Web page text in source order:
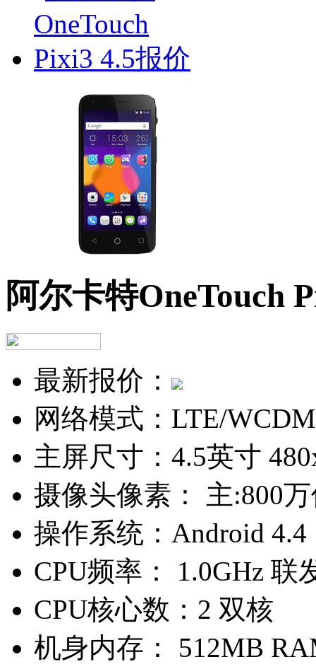
阿尔卡特OneTouch
最新报价：
网络模式： LTE/
主屏尺寸： 4.5英寸
摄像头像素：
主:800
操作系统： Android 4.4
CPU频率：
1.0GHz 联
CPU核心数： 2 双核
机身内存：
512MB